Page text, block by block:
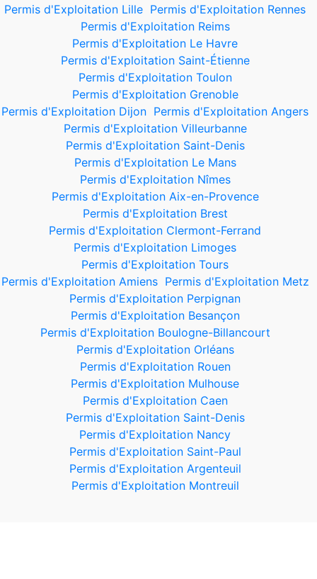
Permis d'Exploitation Lille Permis d'Exploitation Rennes
Permis d'Exploitation Reims
Permis d'Exploitation Le Havre
Permis d'Exploitation Saint-Étienne
Permis d'Exploitation Toulon
Permis d'Exploitation Grenoble
Permis d'Exploitation Dijon Permis d'Exploitation Angers
Permis d'Exploitation Villeurbanne
Permis d'Exploitation Saint-Denis
Permis d'Exploitation Le Mans
Permis d'Exploitation Nîmes
Permis d'Exploitation Aix-en-Provence
Permis d'Exploitation Brest
Permis d'Exploitation Clermont-Ferrand
Permis d'Exploitation Limoges
Permis d'Exploitation Tours
Permis d'Exploitation Amiens Permis d'Exploitation Metz
Permis d'Exploitation Perpignan
Permis d'Exploitation Besançon
Permis d'Exploitation Boulogne-Billancourt
Permis d'Exploitation Orléans
Permis d'Exploitation Rouen
Permis d'Exploitation Mulhouse
Permis d'Exploitation Caen
Permis d'Exploitation Saint-Denis
Permis d'Exploitation Nancy
Permis d'Exploitation Saint-Paul
Permis d'Exploitation Argenteuil
Permis d'Exploitation Montreuil